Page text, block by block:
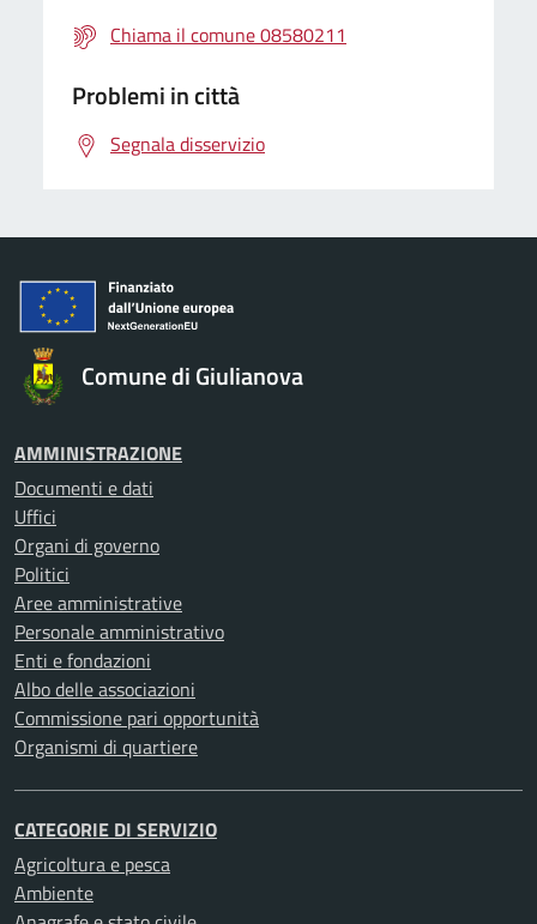
Chiama il comune 08580211
Problemi in città
Segnala disservizio
Comune di Giulianova
AMMINISTRAZIONE
Documenti e dati
Uffici
Organi di governo
Politici
Aree amministrative
Personale amministrativo
Enti e fondazioni
Albo delle associazioni
Commissione pari opportunità
Organismi di quartiere
CATEGORIE DI SERVIZIO
Agricoltura e pesca
Ambiente